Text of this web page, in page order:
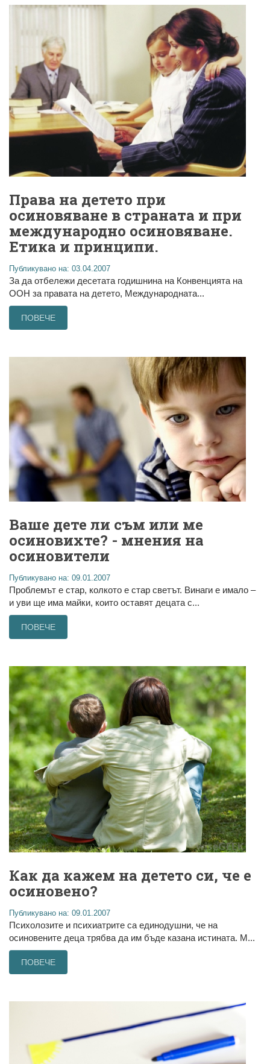
Права на детето при
осиновяване в страната и при
международно осиновяване.
Етика и принципи.
Публикувано на: 03.04.2007
За да отбележи десетата годишнина на Конвенцията на
ООН за правата на детето, Международната...
ПОВЕЧЕ
Ваше дете ли съм или ме
осиновихте? - мнения на
осиновители
Публикувано на: 09.01.2007
Проблемът е стар, колкото е стар светът. Винаги е имало –
и уви ще има майки, които оставят децата с...
ПОВЕЧЕ
Как да кажем на детето си, че е
осиновено?
Публикувано на: 09.01.2007
Психолозите и психиатрите са единодушни, че на
осиновените деца трябва да им бъде казана истината. М...
ПОВЕЧЕ